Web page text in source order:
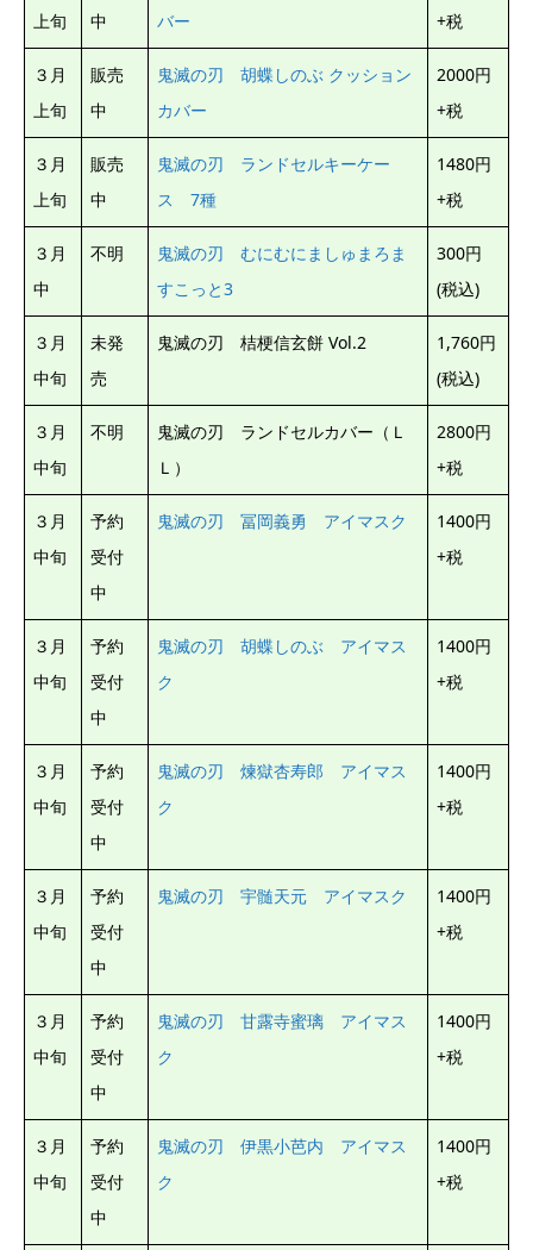
上旬
中
バー
+税
３月
上旬
販売
中
鬼滅の刃 胡蝶しのぶ クッション
カバー
2000円
+税
３月
上旬
販売
中
鬼滅の刃 ランドセルキーケー
ス 7種
1480円
+税
３月
中
不明
鬼滅の刃 むにむにましゅまろま
すこっと3
300円
(税込)
３月
中旬
未発
売
鬼滅の刃 桔梗信玄餅 Vol.2
1,760円
(税込)
３月
中旬
不明
鬼滅の刃 ランドセルカバー（Ｌ
Ｌ）
2800円
+税
３月
中旬
予約
受付
中
鬼滅の刃 冨岡義勇 アイマスク
1400円
+税
３月
中旬
予約
受付
中
鬼滅の刃 胡蝶しのぶ アイマス
ク
1400円
+税
３月
中旬
予約
受付
中
鬼滅の刃 煉獄杏寿郎 アイマス
ク
1400円
+税
３月
中旬
予約
受付
中
鬼滅の刃 宇髄天元 アイマスク
1400円
+税
３月
中旬
予約
受付
中
鬼滅の刃 甘露寺蜜璃 アイマス
ク
1400円
+税
３月
中旬
予約
受付
中
鬼滅の刃 伊黒小芭内 アイマス
ク
1400円
+税